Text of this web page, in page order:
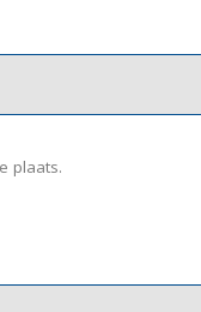
plaats.